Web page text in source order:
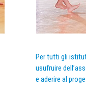
Per tutti gli
usufruire
e aderire al